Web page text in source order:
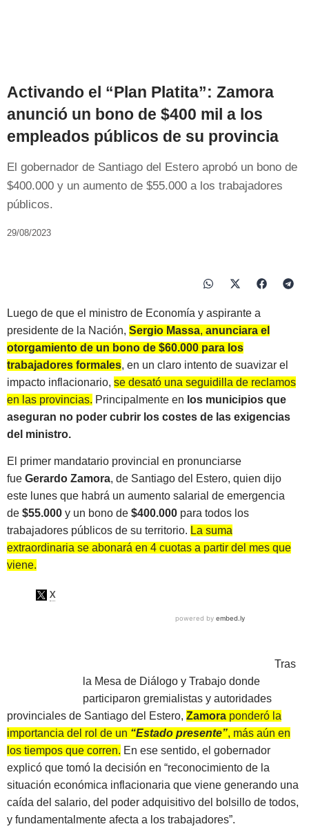
Activando el “Plan Platita”: Zamora
anunció un bono de $400 mil a los
empleados públicos de su provincia
El gobernador de Santiago del Estero aprobó un bono de
$400.000 y un aumento de $55.000 a los trabajadores
públicos.
29/08/2023
Luego de que el ministro de Economía y aspirante a
presidente de la Nación, Sergio Massa, anunciara el
otorgamiento de un bono de $60.000 para los
trabajadores formales, en un claro intento de suavizar el
impacto inflacionario, se desató una seguidilla de reclamos
en las provincias. Principalmente en los municipios que
aseguran no poder cubrir los costes de las exigencias
del ministro.
El primer mandatario provincial en pronunciarse
fue Gerardo Zamora, de Santiago del Estero, quien dijo
este lunes que habrá un aumento salarial de emergencia
de $55.000 y un bono de $400.000 para todos los
trabajadores públicos de su territorio. La suma
extraordinaria se abonará en 4 cuotas a partir del mes que
viene.
Tras
la Mesa de Diálogo y Trabajo donde
participaron gremialistas y autoridades
provinciales de Santiago del Estero, Zamora ponderó la
importancia del rol de un “Estado presente”, más aún en
los tiempos que corren. En ese sentido, el gobernador
explicó que tomó la decisión en “reconocimiento de la
situación económica inflacionaria que viene generando una
caída del salario, del poder adquisitivo del bolsillo de todos,
y fundamentalmente afecta a los trabajadores”.